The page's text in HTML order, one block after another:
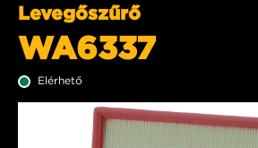
Levegőszűrő
WA6337
Elérhető